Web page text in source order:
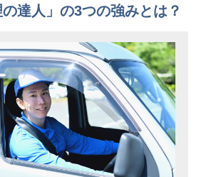
の達人」の3つの強みとは？